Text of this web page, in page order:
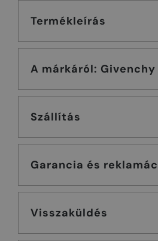
Termékleírás
A márkáról: Givenchy
Szállítás
Garancia és
Visszaküldés